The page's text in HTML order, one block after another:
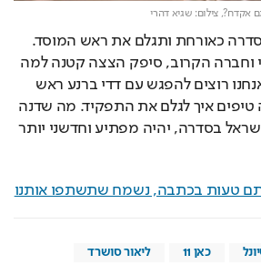
אקדח?, צילום: שגיא דהרי
הולכת לעשות לאויבי ישראל בסדרה, יהיה מפתיע וחדשני יותר
טעות בכתבה, נשמח שתשתפו אותנו
כאן 11 ליאור סושרד